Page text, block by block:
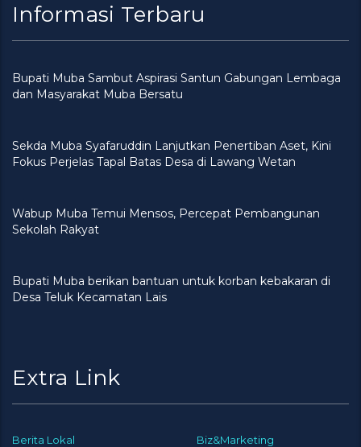
Informasi Terbaru
Bupati Muba Sambut Aspirasi Santun Gabungan Lembaga
dan Masyarakat Muba Bersatu
Sekda Muba Syafaruddin Lanjutkan Penertiban Aset, Kini
Fokus Perjelas Tapal Batas Desa di Lawang Wetan
Wabup Muba Temui Mensos, Percepat Pembangunan
Sekolah Rakyat
Bupati Muba berikan bantuan untuk korban kebakaran di
Desa Teluk Kecamatan Lais
Extra Link
Berita Lokal Biz&Marketing